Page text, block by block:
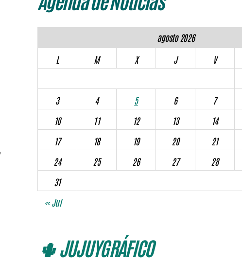
agosto 2026
L
M X J V
3
4 5 6 7
10
11 12 13 14
17
18 19 20 21
24
25 26 27 28
31
« Jul
🌵 JUJUYGRÁFICO